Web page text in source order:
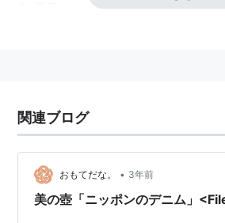
原反のサイドを利用して作られ
関連ブログ
おもてだな。 • 3年前
美の壺「ニッポンのデニム」